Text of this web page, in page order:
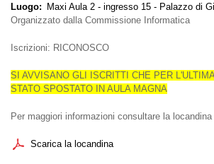
Luogo
Maxi Aula 2 - ingresso 15 - Palazzo di
Organizzato dalla Commissione Informatica
Iscrizioni: RICONOSCO
SI AVVISANO GLI ISCRITTI CHE PER
STATO SPOSTATO IN AULA MAGNA
Per maggiori informazioni consultare la
Scarica la locandina